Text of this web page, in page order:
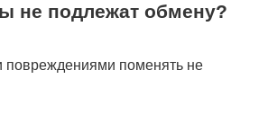
не подлежат обмену?